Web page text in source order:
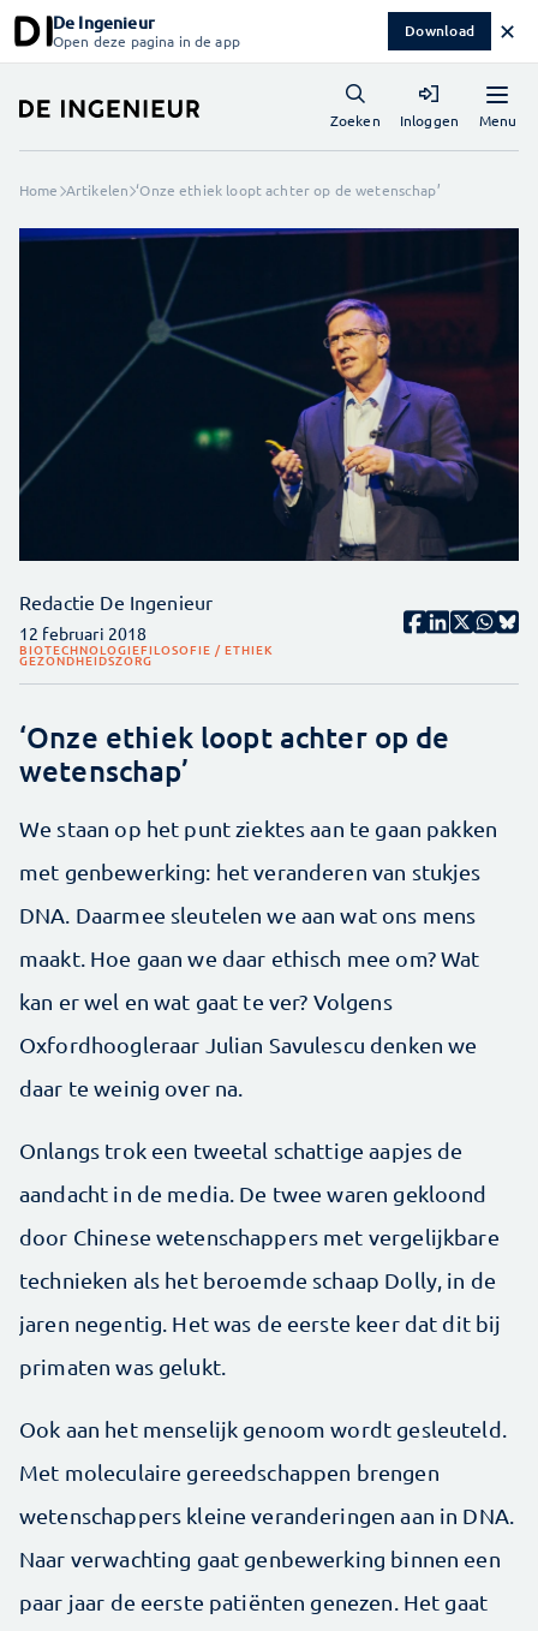
De Ingenieur
Open deze pagina in de app Download ✕
Menu
Zoeken Inloggen
Home Artikelen ‘Onze ethiek loopt achter op de wetenschap’
Redactie De Ingenieur
12 februari 2018
BIOTECHNOLOGIEFILOSOFIE / ETHIEK
GEZONDHEIDSZORG
‘Onze ethiek loopt achter op de
wetenschap’
We staan op het punt ziektes aan te gaan pakken
met genbewerking: het veranderen van stukjes
DNA. Daarmee sleutelen we aan wat ons mens
maakt. Hoe gaan we daar ethisch mee om? Wat
kan er wel en wat gaat te ver? Volgens
Oxfordhoogleraar Julian Savulescu denken we
daar te weinig over na.
Onlangs trok een tweetal schattige aapjes de
aandacht in de media. De twee waren gekloond
door Chinese wetenschappers met vergelijkbare
technieken als het beroemde schaap Dolly, in de
jaren negentig. Het was de eerste keer dat dit bij
primaten was gelukt.
Ook aan het menselijk genoom wordt gesleuteld.
Met moleculaire gereedschappen brengen
wetenschappers kleine veranderingen aan in DNA.
Naar verwachting gaat genbewerking binnen een
paar jaar de eerste patiënten genezen. Het gaat